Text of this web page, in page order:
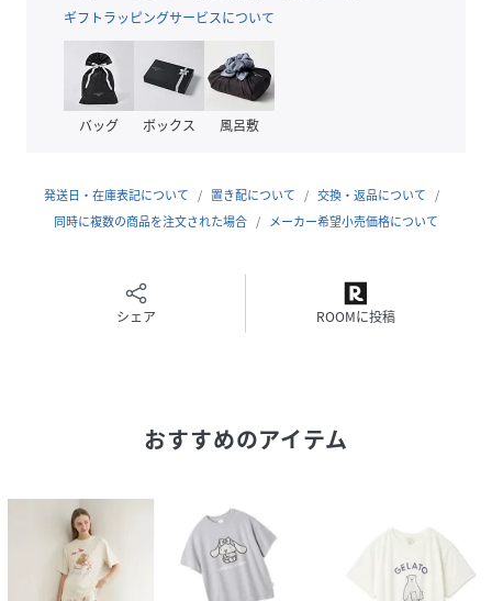
おすすめです。色はアイボリー、ピンク、ネイビーの3色展
開。HOMME、KIDS、BABYとリンク・コーディネートした
り、ギフトにもおすすめのアイテムです。
※照明の関係により、実際よりも色味が違って見える場合が
と画像のカラーが異なる場合もございます。予めご了承くだ
さい。
がある場合がございますので、予めご了承ください。
レディース
原産国
素材
本体:ポリエステル56%,レーヨン38%,ポリウレ
タン6%/別布:【Tシャツ】ポリエステル58%,レ
ーヨン38%,ポリウレタン4%
ギフトラッピングサービスについて
バッグ ボックス 風呂敷
発送日・在庫表記について 置き配について
交換・返品について
同時に複数の商品を注文された場合
メーカー希望小売価格について
シェア ROOMに投稿
おすすめのアイテム